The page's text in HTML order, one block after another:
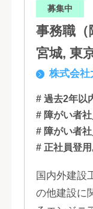
募集中
事務職（障
宮城, 東
知, 大阪,
福岡
株式会社
# 過去2年以
# 障がい者
# 障がい者
# 正社員登用
国内外建設
の他建設に